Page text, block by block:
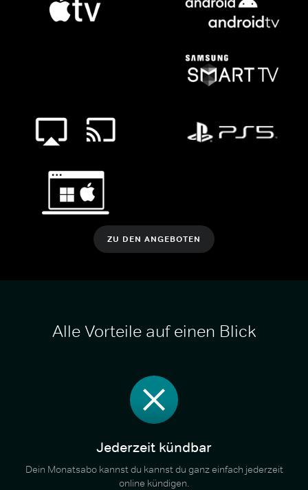
ZU DEN ANGEBOTEN
Alle Vorteile auf einen Blick
Jederzeit kündbar
Dein Monatsabo kannst du kannst du ganz einfach jederzeit
online kündigen.